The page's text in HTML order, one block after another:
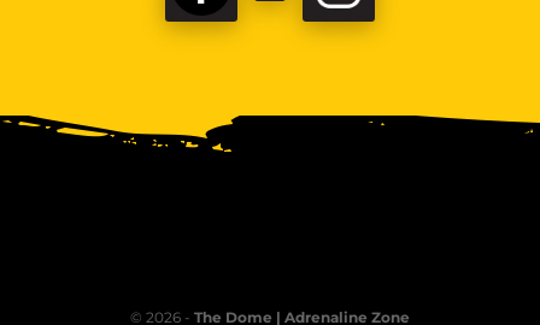
© 2026 - The Dome | Adrenaline Zone